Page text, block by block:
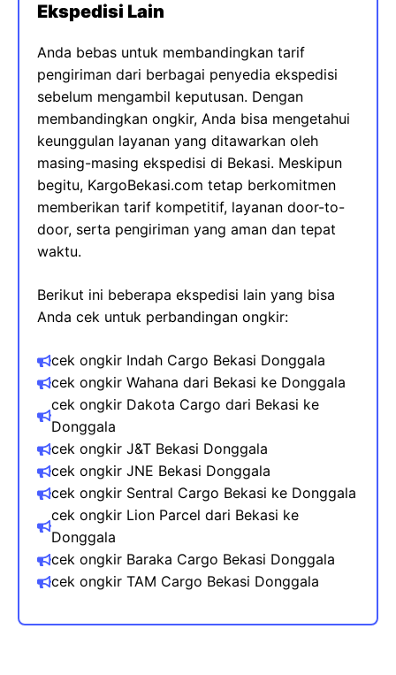
Ekspedisi Lain
Anda bebas untuk membandingkan tarif
pengiriman dari berbagai penyedia ekspedisi
sebelum mengambil keputusan. Dengan
membandingkan ongkir, Anda bisa mengetahui
keunggulan layanan yang ditawarkan oleh
masing-masing ekspedisi di Bekasi. Meskipun
begitu, KargoBekasi.com tetap berkomitmen
memberikan tarif kompetitif, layanan door-to-
door, serta pengiriman yang aman dan tepat
waktu.
Berikut ini beberapa ekspedisi lain yang bisa
Anda cek untuk perbandingan ongkir:
cek ongkir Indah Cargo Bekasi Donggala
cek ongkir Wahana dari Bekasi​ ke Donggala
cek ongkir Dakota Cargo dari Bekasi ke
Donggala
cek ongkir J&T Bekasi Donggala
cek ongkir JNE Bekasi Donggala
cek ongkir Sentral Cargo Bekasi ke Donggala
cek ongkir Lion Parcel dari Bekasi ke
Donggala
cek ongkir Baraka Cargo Bekasi Donggala
cek ongkir TAM Cargo Bekasi Donggala